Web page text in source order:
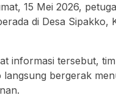
15 Mei 2026,
di Desa Sipakko,
informasi tersebut,
langsung bergerak